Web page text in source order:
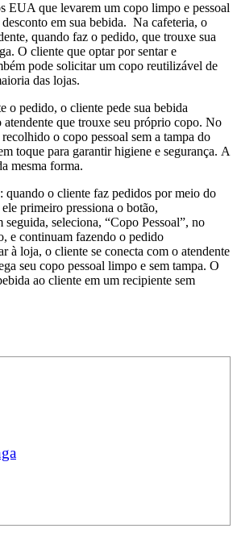
EUA que levarem um copo limpo e pessoal
em sua bebida. Na cafeteria, o
quando faz o pedido, que trouxe sua
O cliente que optar por sentar e
pode solicitar um copo reutilizável de
das lojas.
o pedido, o cliente pede sua bebida
atendente que trouxe seu próprio copo. No
o copo pessoal sem a tampa do
toque para garantir higiene e segurança. A
mesma forma.
quando o cliente faz pedidos por meio do
primeiro pressiona o botão,
seguida, seleciona, “Copo Pessoal”, no
e continuam fazendo o pedido
à loja, o cliente se conecta com o atendente
seu copo pessoal limpo e sem tampa. O
ao cliente em um recipiente sem